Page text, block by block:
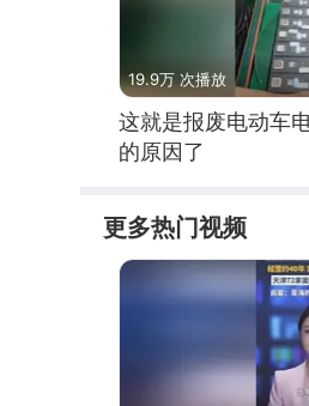
19.9万 次播放
这就是报废电动车
的原因了
更多热门视频